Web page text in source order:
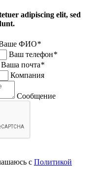
adipiscing elit, sed
ФИО*
Ваш телефон*
Ваша почта*
Компания
Сообщение
с Политикой